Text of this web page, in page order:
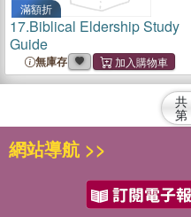
滿額折
17.Biblical Eldership Study
Guide
無庫存
共
第
網站導航 >>